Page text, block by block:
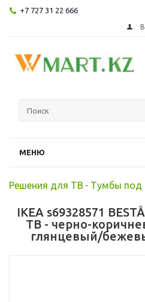
+7 727 31 22 666
МЕНЮ
Решения для ТВ - Тумбы под
IKEA s69328571
ТВ - черно-
глянцевый/